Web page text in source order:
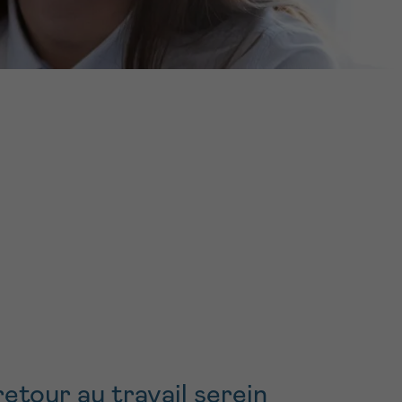
au travail serein